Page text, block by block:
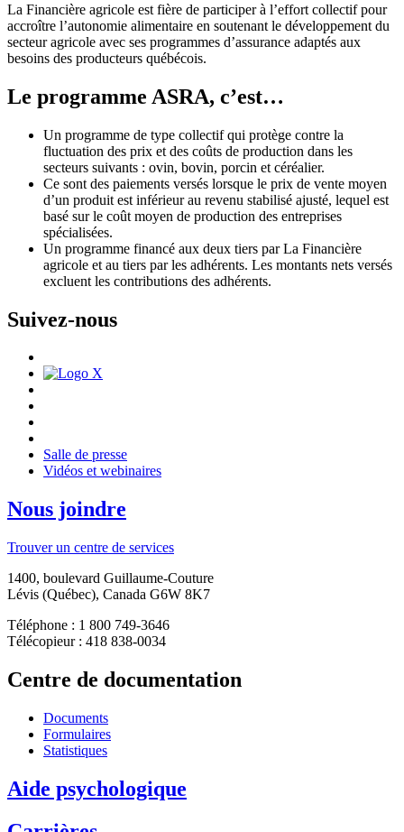
La Financière agricole est fière de participer à l’effort collectif pour
accroître l’autonomie alimentaire en soutenant le développement du
secteur agricole avec ses programmes d’assurance adaptés aux
besoins des producteurs québécois.
Le programme ASRA, c’est…
Un programme de type collectif qui protège contre la
fluctuation des prix et des coûts de production dans les
secteurs suivants : ovin, bovin, porcin et céréalier.
Ce sont des paiements versés lorsque le prix de vente moyen
d’un produit est inférieur au revenu stabilisé ajusté, lequel est
basé sur le coût moyen de production des entreprises
spécialisées.
Un programme financé aux deux tiers par La Financière
agricole et au tiers par les adhérents. Les montants nets versés
excluent les contributions des adhérents.
Suivez-nous
Salle de presse
Vidéos et webinaires
Nous joindre
Trouver un centre de services
1400, boulevard Guillaume-Couture
Lévis (Québec), Canada G6W 8K7
Téléphone : 1 800 749-3646
Télécopieur : 418 838-0034
Centre de documentation
Documents
Formulaires
Statistiques
Aide psychologique